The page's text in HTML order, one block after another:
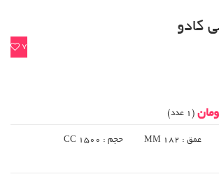
کادو
7
(1 عدد)
عمق : 182 MM
حجم : 1500 CC